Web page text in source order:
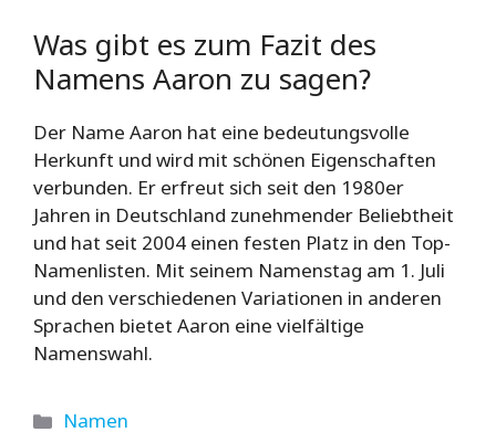
Was gibt es zum Fazit des
Namens Aaron zu sagen?
Der Name Aaron hat eine bedeutungsvolle
Herkunft und wird mit schönen Eigenschaften
verbunden. Er erfreut sich seit den 1980er
Jahren in Deutschland zunehmender Beliebtheit
und hat seit 2004 einen festen Platz in den Top-
Namenlisten. Mit seinem Namenstag am 1. Juli
und den verschiedenen Variationen in anderen
Sprachen bietet Aaron eine vielfältige
Namenswahl.
Kategorien
Namen